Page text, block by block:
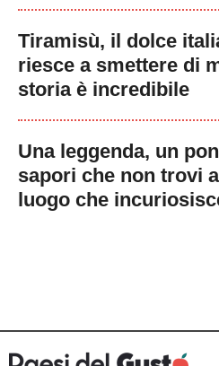
Tiramisù, il dolce
riesce a smettere di
storia è incredibile
Una leggenda, un
sapori che non trovi
luogo che